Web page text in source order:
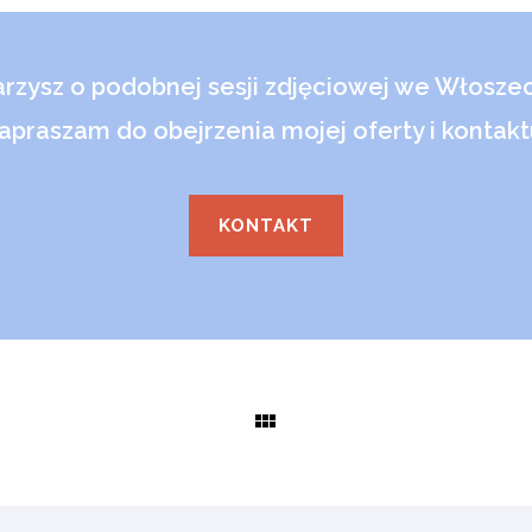
o podobnej sesji zdjęciowej we
do obejrzenia mojej oferty i
KONTAKT